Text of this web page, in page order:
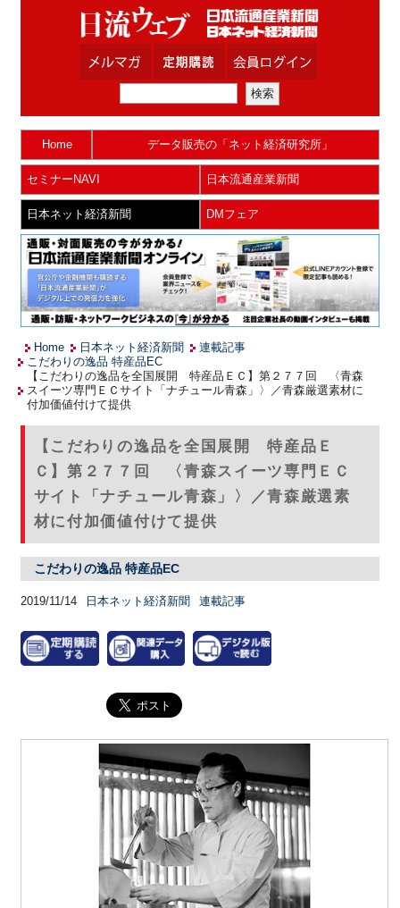
Home データ販売の「ネット経済研究所」
セミナーNAVI 日本流通産業新聞
日本ネット経済新聞 DMフェア
Home 日本ネット経済新聞
連載記事
こだわりの逸品 特産品EC
【こだわりの逸品を全国展開 特産品ＥＣ】第２７７回 〈青森
スイーツ専門ＥＣサイト「ナチュール青森」〉／青森厳選素材に
付加価値付けて提供
【こだわりの逸品を全国展開 特産品Ｅ
Ｃ】第２７７回 〈青森スイーツ専門ＥＣ
サイト「ナチュール青森」〉／青森厳選素
材に付加価値付けて提供
こだわりの逸品 特産品EC
2019/11/14 日本ネット経済新聞 連載記事